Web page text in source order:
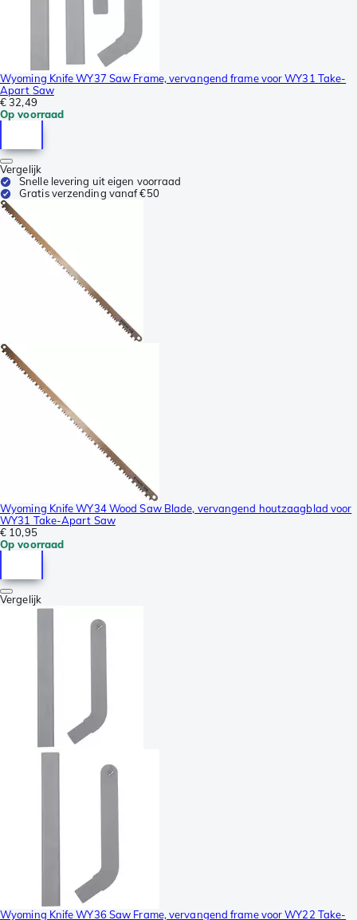
Wyoming Knife WY37 Saw Frame, vervangend frame voor WY31 Take-
Apart Saw
€ 32,49
Op voorraad
Vergelijk
Snelle levering uit eigen voorraad
Gratis verzending vanaf €50
Wyoming Knife WY34 Wood Saw Blade, vervangend houtzaagblad voor
WY31 Take-Apart Saw
€ 10,95
Op voorraad
Vergelijk
Wyoming Knife WY36 Saw Frame, vervangend frame voor WY22 Take-